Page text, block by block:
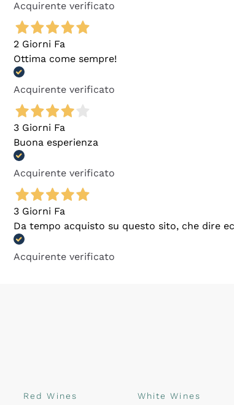
Acquirente verificato
2 Giorni Fa
Ottima come sempre!
Acquirente verificato
3 Giorni Fa
Buona esperienza
Acquirente verificato
3 Giorni Fa
Da tempo acquisto su questo sito, che dire
Acquirente verificato
Red Wines White Wines